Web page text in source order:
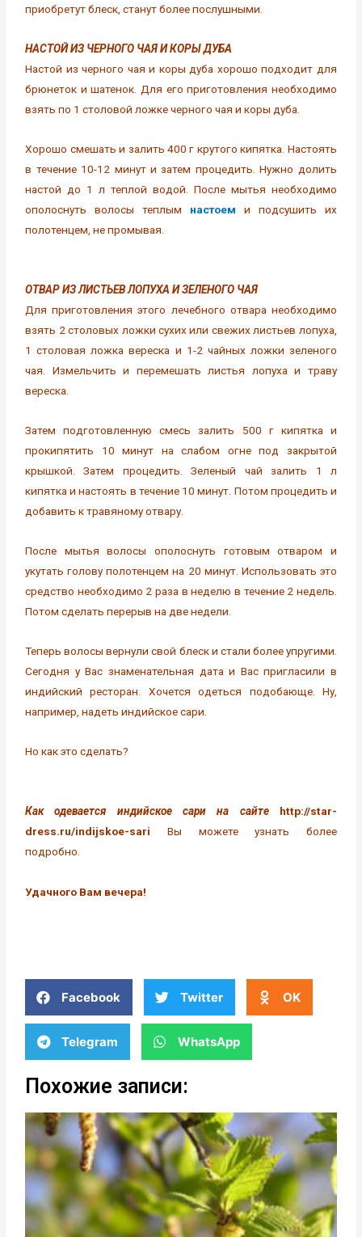
приобретут блеск, станут более послушными.
НАСТОЙ ИЗ ЧЕРНОГО ЧАЯ И КОРЫ ДУБА
Настой из черного чая и коры дуба хорошо подходит для
брюнеток и шатенок. Для его приготовления необходимо
взять по 1 столовой ложке черного чая и коры дуба.
Хорошо смешать и залить 400 г крутого кипятка. Настоять
в течение 10-12 минут и затем процедить. Нужно долить
настой до 1 л теплой водой. После мытья необходимо
ополоснуть волосы теплым настоем и подсушить их
полотенцем, не промывая.
ОТВАР ИЗ ЛИСТЬЕВ ЛОПУХА И ЗЕЛЕНОГО ЧАЯ
Для приготовления этого лечебного отвара необходимо
взять 2 столовых ложки сухих или свежих листьев лопуха,
1 столовая ложка вереска и 1-2 чайных ложки зеленого
чая. Измельчить и перемешать листья лопуха и траву
вереска.
Затем подготовленную смесь залить 500 г кипятка и
прокипятить 10 минут на слабом огне под закрытой
крышкой. Затем процедить. Зеленый чай залить 1 л
кипятка и настоять в течение 10 минут. Потом процедить и
добавить к травяному отвару.
После мытья волосы ополоснуть готовым отваром и
укутать голову полотенцем на 20 минут. Использовать это
средство необходимо 2 раза в неделю в течение 2 недель.
Потом сделать перерыв на две недели.
Теперь волосы вернули свой блеск и стали более упругими.
Сегодня у Вас знаменательная дата и Вас пригласили в
индийский ресторан. Хочется одеться подобающе. Ну,
например, надеть индийское сари.
Но как это сделать?
Как одевается индийское сари на сайте
http://star-
dress.ru/indijskoe-sari Вы можете узнать более
подробно.
Удачного Вам вечера!
Facebook Twitter OK
Telegram WhatsApp
Похожие записи: